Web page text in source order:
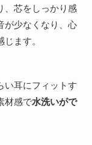
、芯をしっかり感
が少なくなり、心
ます。
い耳にフィットす
材感で水洗いがで